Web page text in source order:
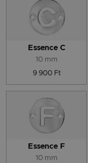
Essence C
10 mm
9 900 Ft
Essence F
10 mm